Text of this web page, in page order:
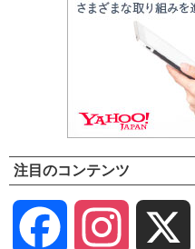
注目のコンテンツ
Facebook Instagram